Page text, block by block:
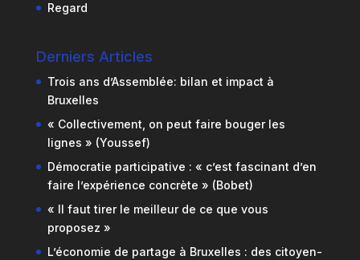
Regard
Derniers Articles
Trois ans d’Assemblée: bilan et impact à
Bruxelles
« Collectivement, on peut faire bouger les
lignes » (Youssef)
Démocratie participative : « c’est fascinant d’en
faire l’expérience concrète » (Bobet)
« Il faut tirer le meilleur de ce que vous
proposez »
L’économie de partage à Bruxelles : des citoyen-